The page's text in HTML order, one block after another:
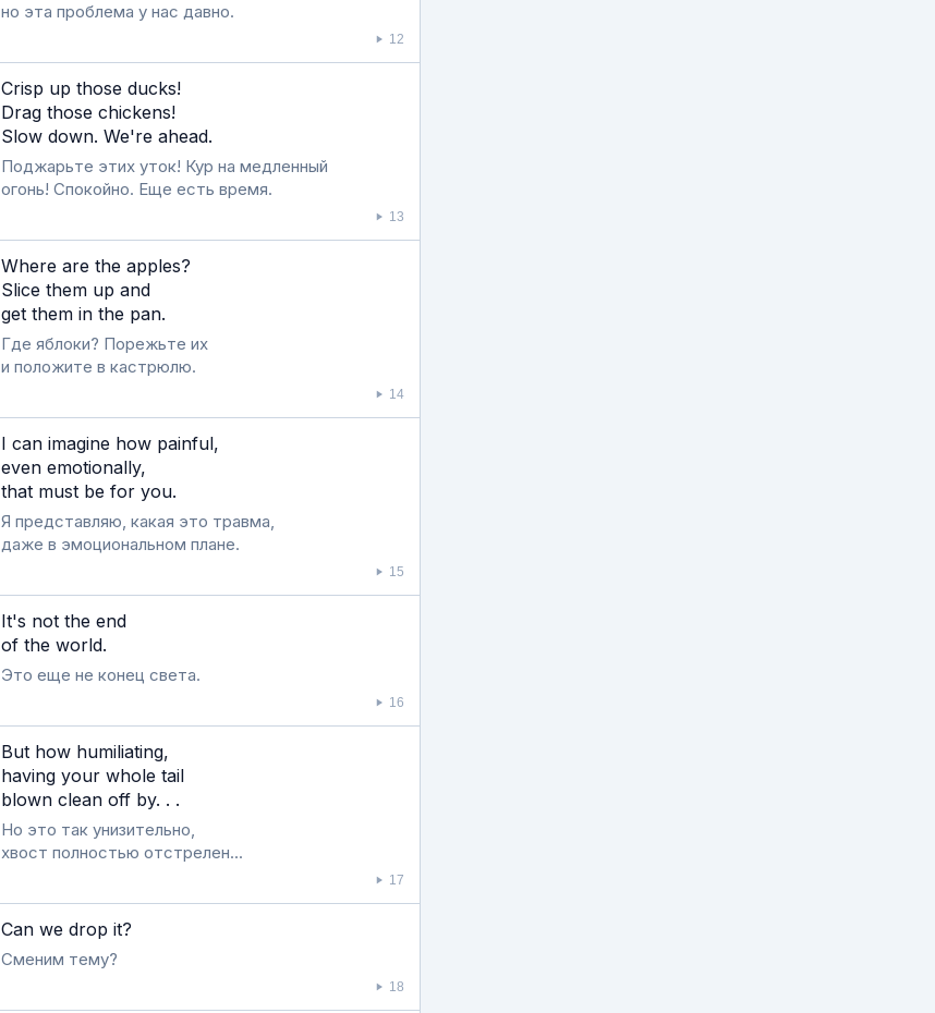
но эта проблема у нас давно.
12
Crisp up those ducks!
Drag those chickens!
Slow down. We're ahead.
Поджарьте этих уток! Кур на медленный
огонь! Спокойно. Еще есть время.
13
Where are the apples?
Slice them up and
get them in the pan.
Где яблоки? Порежьте их
и положите в кастрюлю.
14
I can imagine how painful,
even emotionally,
that must be for you.
Я представляю, какая это травма,
даже в эмоциональном плане.
15
It's not the end
of the world.
Это еще не конец света.
16
But how humiliating,
having your whole tail
blown clean off by. . .
Но это так унизительно,
хвост полностью отстрелен...
17
Can we drop it?
Сменим тему?
18